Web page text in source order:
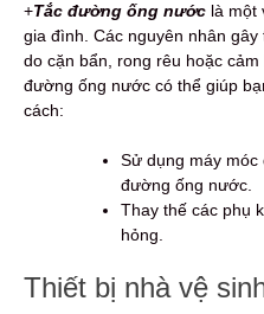
+Tắc đường ống nước là một
gia đình. Các nguyên nhân
do cặn bẩn, rong rêu hoặc
đường ống nước có thể giúp
cách:
Sử dụng máy móc
đường ống nước.
Thay thế các phụ
hỏng.
Thiết bị nhà vệ